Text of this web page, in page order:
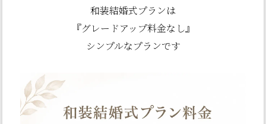
和装結婚式プランは
『グレードアップ料金なし』
シンプルなプランです